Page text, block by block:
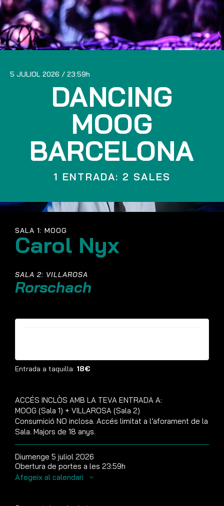
5 JULIOL 2026 23:59
DANCING
MOOG
BARCELONA
1 ENTRADA: 2 SALES
SALA 1: MOOG
Carol Nyx
SALA 2: VILLAROSA
Rorschach
Entrada a taquilla: 18€
ACCÉS INCLÒS AMB LA TEVA ENTRADA A:
MOOG (Sala 1) + VILLAROSA (Sala 2)
Consumició NO inclosa. Accés limitat a l’aforament de la
Sala. Majors de 18 anys.
Diumenge 5 juliol 2026
Obertura de portes a les 23:59h
Afegeix al calendari